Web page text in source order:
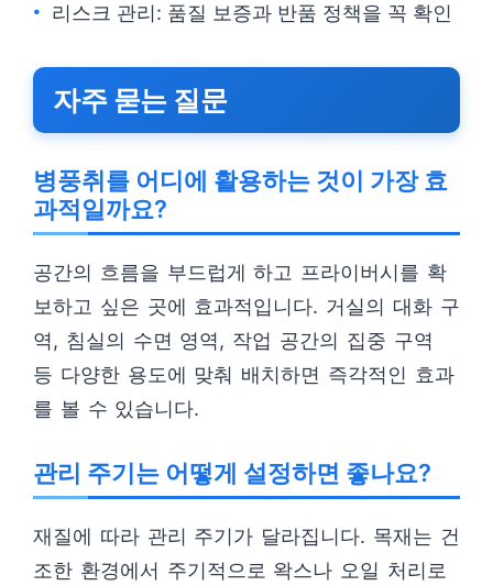
리스크 관리: 품질 보증과 반품 정책을 꼭 확인
자주 묻는 질문
병풍취를 어디에 활용하는 것이 가장 효
과적일까요?
공간의 흐름을 부드럽게 하고 프라이버시를 확
보하고 싶은 곳에 효과적입니다. 거실의 대화 구
역, 침실의 수면 영역, 작업 공간의 집중 구역
등 다양한 용도에 맞춰 배치하면 즉각적인 효과
를 볼 수 있습니다.
관리 주기는 어떻게 설정하면 좋나요?
재질에 따라 관리 주기가 달라집니다. 목재는 건
조한 환경에서 주기적으로 왁스나 오일 처리로